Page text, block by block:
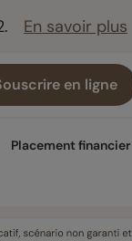
En savoir plus
en ligne
Placement financier